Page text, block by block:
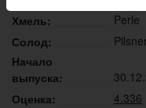
Хмель:
Perle
Солод:
Начало
выпуска:
Оценка:
4.336